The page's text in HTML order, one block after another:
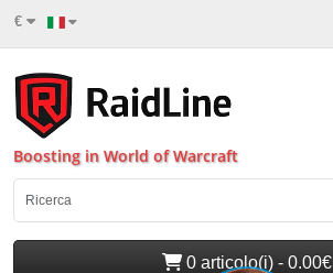
€
Boosting in World of Warcraft
0 articolo(i) - 0.00€